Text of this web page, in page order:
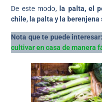
De este modo, la palta, el
chile, la palta y la berenjena
Nota que te puede interesar:
cultivar en casa de manera